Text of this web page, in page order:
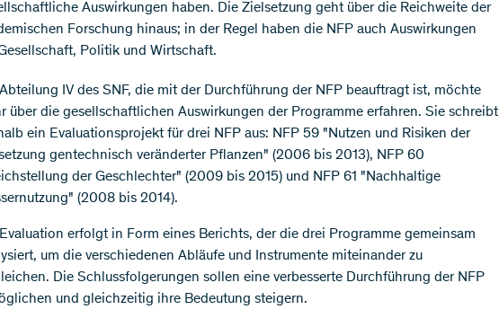
Auswirkungen haben. Die Zielsetzung geht über die Reichweite der
Forschung hinaus; in der Regel haben die NFP auch Auswirkungen
Politik und Wirtschaft.
IV des SNF, die mit der Durchführung der NFP beauftragt ist, möchte
über die gesellschaftlichen Auswirkungen der Programme erfahren. Sie schreibt
ein Evaluationsprojekt für drei NFP aus: NFP 59 "Nutzen und Risiken der
gentechnisch veränderter Pflanzen" (2006 bis 2013), NFP 60
der Geschlechter" (2009 bis 2015) und NFP 61 "Nachhaltige
(2008 bis 2014).
erfolgt in Form eines Berichts, der die drei Programme gemeinsam
um die verschiedenen Abläufe und Instrumente miteinander zu
Die Schlussfolgerungen sollen eine verbesserte Durchführung der NFP
und gleichzeitig ihre Bedeutung steigern.